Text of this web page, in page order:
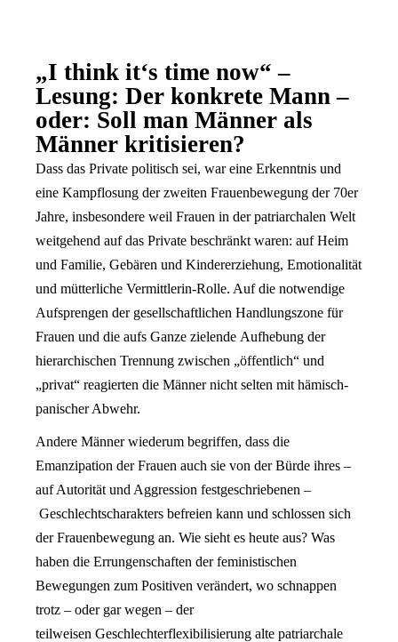
„I think it‘s time now“ –
Lesung: Der konkrete Mann –
oder: Soll man Männer als
Männer kritisieren?
Dass das Private politisch sei, war eine Erkenntnis und
eine Kampflosung der zweiten Frauenbewegung der 70er
Jahre, insbesondere weil Frauen in der patriarchalen Welt
weitgehend auf das Private beschränkt waren: auf Heim
und Familie, Gebären und Kindererziehung, Emotionalität
und mütterliche Vermittlerin-Rolle. Auf die notwendige
Aufsprengen der gesellschaftlichen Handlungszone für
Frauen und die aufs Ganze zielende Aufhebung der
hierarchischen Trennung zwischen „öffentlich“ und
„privat“ reagierten die Männer nicht selten mit hämisch-
panischer Abwehr.
Andere Männer wiederum begriffen, dass die
Emanzipation der Frauen auch sie von der Bürde ihres –
auf Autorität und Aggression festgeschriebenen –
Geschlechtscharakters befreien kann und schlossen sich
der Frauenbewegung an. Wie sieht es heute aus? Was
haben die Errungenschaften der feministischen
Bewegungen zum Positiven verändert, wo schnappen
trotz – oder gar wegen – der
teilweisen Geschlechterflexibilisierung alte patriarchale